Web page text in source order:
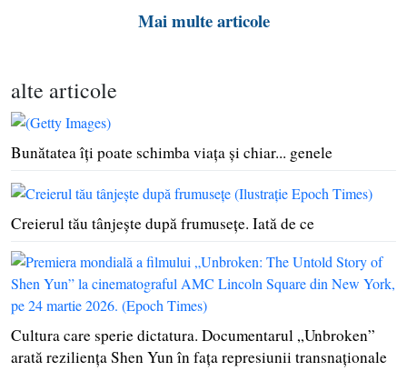
alte articole
Bunătatea îţi poate schimba viaţa şi chiar... genele
Creierul tău tânjeşte după frumuseţe. Iată de ce
Cultura care sperie dictatura. Documentarul „Unbroken”
arată rezilienţa Shen Yun în faţa represiunii transnaţionale
Mai multe articole